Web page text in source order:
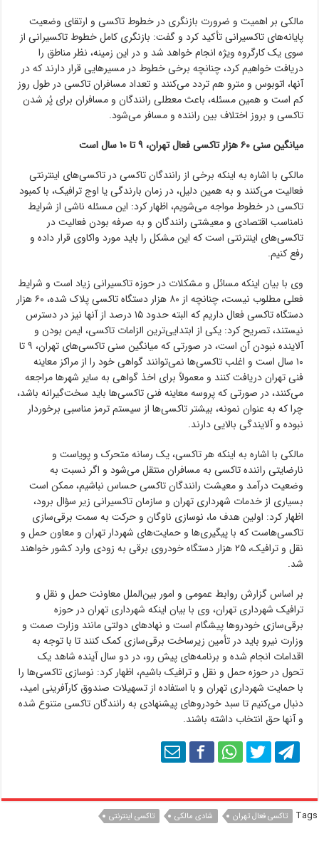
مالکی بر اهمیت و ضرورت بازنگری در خطوط تاکسی و ارتقای وضعیت
پایانه‌های تاکسیرانی تأکید کرد و گفت: بازنگری کامل خطوط تاکسیرانی از
سوی یک کارگروه ویژه انجام خواهد شد و در این زمینه، نظر مناطق را
دریافت خواهیم کرد، چنانچه برخی خطوط در مسیرهایی قرار دارند که در
آنها، اتوبوس و مترو هم تردد می‌کنند و تعداد مسافران تاکسی در طول روز
کم است و همین مسئله، باعث معطلی رانندگان و مسافران برای پُر شدن
تاکسی و بروز اختلاف بین راننده و مسافر می‌شود.
میانگین سنی ۶۰ هزار تاکسی‌ فعال تهران، ۹ تا ۱۰ سال است
مالکی با اشاره به اینکه برخی از رانندگان تاکسی در تاکسی‌های اینترنتی
فعالیت می‌کنند و به همین دلیل، در زمان‌ بارندگی یا اوج ترافیک، با کمبود
تاکسی در خطوط مواجه می‌شویم، اظهار کرد: این مسئله ناشی از شرایط
نامناسب اقتصادی و معیشتی رانندگان و به‌ صرفه بودن فعالیت در
تاکسی‌های اینترنتی است که این مشکل را باید مورد واکاوی قرار داده و
رفع کنیم.
وی با بیان اینکه مسائل و مشکلات در حوزه تاکسیرانی زیاد است و شرایط
فعلی مطلوب نیست، چنانچه از ۸۰ هزار دستگاه تاکسی پلاک‌ شده، ۶۰ هزار
دستگاه تاکسی فعال داریم که البته حدود ۱۵ درصد از آنها نیز در دسترس
نیستند، تصریح کرد: یکی از ابتدایی‌ترین الزامات تاکسی، ایمن بودن و
آلاینده نبودن آن است، در صورتی که میانگین سنی تاکسی‌های تهران، ۹ تا
۱۰ سال است و اغلب تاکسی‌ها نمی‌توانند گواهی خود را از مراکز معاینه
فنی تهران دریافت کنند و معمولاً برای اخذ گواهی به سایر شهرها مراجعه
می‌کنند، در صورتی که پروسه معاینه فنی تاکسی‌ها باید سخت‌گیرانه باشد،
چرا که به عنوان نمونه، بیشتر تاکسی‌ها از سیستم ترمز مناسبی برخوردار
نبوده و آلایندگی بالایی دارند.
مالکی با اشاره به اینکه هر تاکسی، یک رسانه متحرک و پویاست و
نارضایتی راننده تاکسی به مسافران منتقل می‌شود و اگر نسبت به
وضعیت درآمد و معیشت رانندگان تاکسی حساس نباشیم، ممکن است
بسیاری از خدمات شهرداری تهران و سازمان تاکسیرانی زیر سؤال برود،
اظهار کرد: اولین هدف ما، نوسازی ناوگان و حرکت به سمت برقی‌سازی
تاکسی‌هاست که با پیگیری‌ها و حمایت‌های شهردار تهران و معاون حمل و
نقل و ترافیک، ۲۵ هزار دستگاه خودروی برقی به‌ زودی وارد کشور خواهند
شد.
بر اساس گزارش روابط عمومی و امور بین‌الملل معاونت حمل و نقل و
ترافیک شهرداری تهران، وی با بیان اینکه شهرداری تهران در حوزه
برقی‌سازی خودروها پیشگام است و نهادهای دولتی مانند وزارت صمت و
وزارت نیرو باید در تأمین زیرساخت برقی‌سازی کمک کنند تا با توجه به
اقدامات انجام شده و برنامه‌های پیش رو، در دو سال آینده شاهد یک
تحول در حوزه حمل و نقل و ترافیک باشیم، اظهار کرد: نوسازی تاکسی‌ها را
با حمایت شهرداری تهران و با استفاده از تسهیلات صندوق کارآفرینی امید،
دنبال می‌کنیم تا سبد خودروهای پیشنهادی به رانندگان تاکسی متنوع شده
و آنها حق انتخاب داشته باشند.
Tags تاکسی‌ فعال تهران شادی مالکی تاکسی اینترنتی